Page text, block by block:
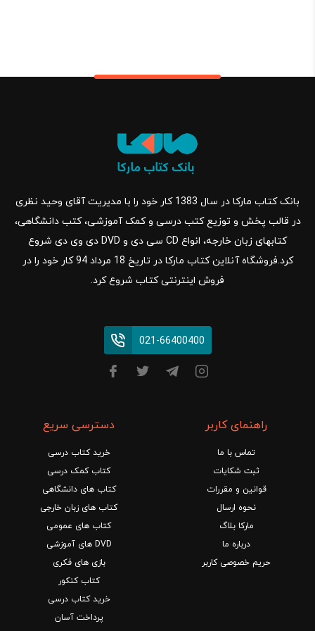
بانک کتاب مارکا در سال 1383 کار خود را با مدیریت آقای وحید نظری
در قالب پخش و توزیع کتب درسی و کمک آموزشی، کتب دانشگاهی،
کتابهای زبان خارجه، انواع CD سی دی و DVD دی وی دی شروع
کرد.فروشگاه آنلاین کتاب مارکا در تاریخ 18 مرداد 94 کار خود را در
فروش اینترنتی کتاب شروع کرد.
021-66400400
راهنمای کاربر
تماس با ما
ثبت شکایات
قوانین و مقررات
نحوه ارسال
مارکا بلاگ
درباره ما
حریم خصوصی کاربر
دسترسی سریع
خرید کتاب درسی
کتاب کمک درسی
کتاب های دانشگاهی
کتاب های زبان خارجی
کتاب های عمومی
DVD های آموزشی
بازی های فکری
کتاب کنکور
خرید کتاب درسی
پرداخت آسان